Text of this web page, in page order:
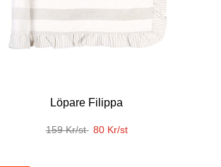
Löpare Filippa
159 Kr/st 80 Kr/st